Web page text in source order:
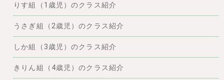
りす組（1歳児）のクラス紹介
うさぎ組（2歳児）のクラス紹介
しか組（3歳児）のクラス紹介
きりん組（4歳児）のクラス紹介